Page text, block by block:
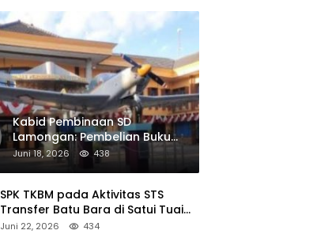
Kabid Pembinaan SD
Lamongan: Pembelian Buku
Pendamping Tidak Boleh
Dipaksakan
Juni 18, 2026 438
SPK TKBM pada Aktivitas STS
Transfer Batu Bara di Satui Tuai
Sorotan
Juni 22, 2026 434